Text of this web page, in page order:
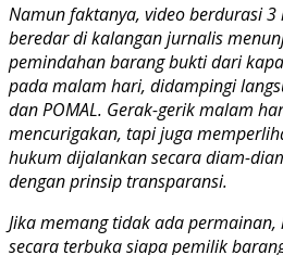
Namun faktanya, video berdurasi
beredar di kalangan jurnalis
pemindahan barang bukti dari
pada malam hari, didampingi
dan POMAL. Gerak-gerik malam
mencurigakan, tapi juga
hukum dijalankan secara diam-
dengan prinsip transparansi.
Jika memang tidak ada
secara terbuka siapa pemilik